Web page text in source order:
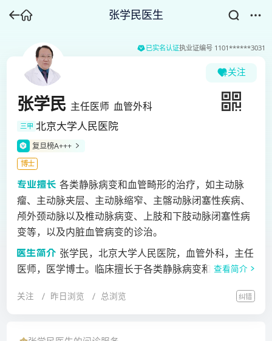
张学民医生
已实名认证执业证编号 1101******3031
关注
张学民 主任医师 血管外科
三甲 北京大学人民医院
复旦榜A+++
博士
各类静脉病变和血管畸形的治疗，如主动脉
瘤、主动脉夹层、主动脉缩窄、主髂动脉闭塞性疾病、
颅外颈动脉以及椎动脉病变、上肢和下肢动脉闭塞性病
变等，以及内脏血管病变的诊治。
张学民，北京大学人民医院，血管外科，主任
医师，医学博士。临床擅长于各类静脉病变和血管畸形
动脉闭塞性疾病、颅外颈动脉、椎动脉病变、上肢和下
查看简介
关注 昨日浏览 总浏览 纠错